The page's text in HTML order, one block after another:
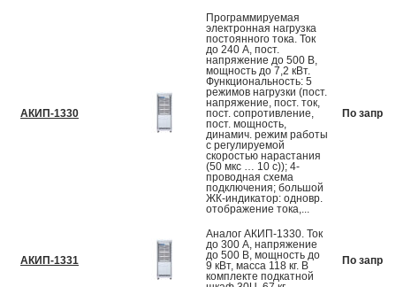
АКИП-1330
Программируемая
электронная нагрузка
постоянного тока. Ток
до 240 А, пост.
напряжение до 500 В,
мощность до 7,2 кВт.
Функциональность: 5
режимов нагрузки (пост.
напряжение, пост. ток,
пост. сопротивление,
пост. мощность,
динамич. режим работы
с регулируемой
скоростью нарастания
(50 мкс … 10 с)); 4-
проводная схема
подключения; большой
ЖК-индикатор: одновр.
отображение тока,...
По
АКИП-1331
Аналог АКИП-1330. Ток
до 300 А, напряжение
до 500 В, мощность до
9 кВт, масса 118 кг. В
комплекте подкатной
По